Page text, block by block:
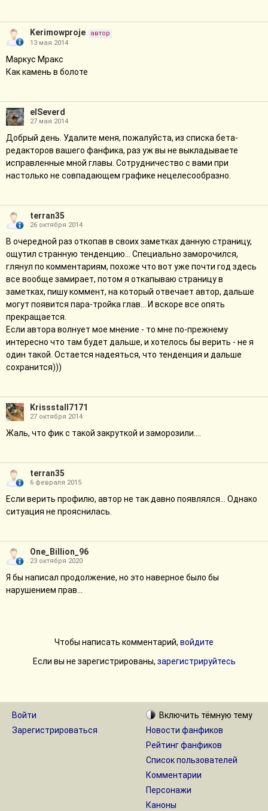
Kerimowproje
автор
13 мая 2014
Маркус Мракс
Как камень в болоте
elSeverd
27 мая 2014
Добрый день. Удалите меня, пожалуйста, из списка бета-
редакторов вашего фанфика, раз уж вы не выкладываете
исправленные мной главы. Сотрудничество с вами при
настолько не совпадающем графике нецелесообразно.
terran35
26 октября 2014
В очередной раз откопав в своих заметках данную страницу,
ощутил странную тенденцию... Специально заморочился,
глянул по комментариям, похоже что вот уже почти год здесь
все вообще замирает, потом я откапываю страницу в
заметках, пишу коммент, на который отвечает автор, дальше
могут появится пара-тройка глав... И вскоре все опять
прекращается.
Если автора волнует мое мнение - то мне по-прежнему
интересно что там будет дальше, и хотелось бы верить - не я
один такой. Остается надеяться, что тенденция и дальше
сохранится)))
Krissstall7171
27 октября 2014
Жаль, что фик с такой закруткой и заморозили....
terran35
6 февраля 2015
Если верить профилю, автор не так давно появлялся... Однако
ситуация не прояснилась.
One_Billion_96
23 октября 2020
Я бы написал продолжение, но это наверное было бы
нарушением прав...
Чтобы написать комментарий, войдите
Если вы не зарегистрированы, зарегистрируйтесь
Войти
Зарегистрироваться
Включить тёмную тему
Новости фанфиков
Рейтинг фанфиков
Список пользователей
Комментарии
Персонажи
Каноны